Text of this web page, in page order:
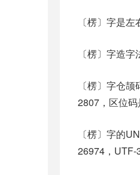
〔楞〕字是左
〔楞〕字造字
〔楞〕字仓
2807，区位码
〔楞〕字的
26974，UTF-